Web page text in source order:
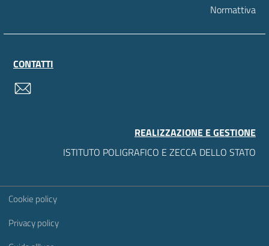
Normattiva
CONTATTI
REALIZZAZIONE E GESTIONE
ISTITUTO POLIGRAFICO E ZECCA DELLO STATO
Sezione Link Utili
Cookie policy
Privacy policy